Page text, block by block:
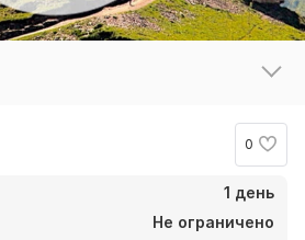
0
1 день
Не ограничено